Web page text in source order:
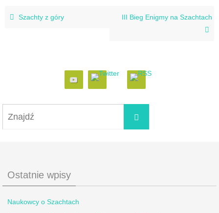
Szachty z góry III Bieg Enigmy na Szachtach
Ostatnie wpisy
Naukowcy o Szachtach